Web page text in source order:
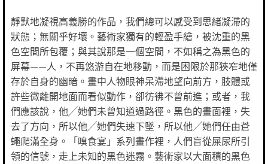
靜默地凝視高義勝的作品，我們總可以感受到思緒凝滯的
狀態；無關乎好壞。藝術家獨有的輕盈手繪，被沈重的黑
色空間所包覆；與其說那是一個空間，不如稱之為黑色的
屏幕——人，不再悠游自在地移動，而是困限於那狹窄地僅
存於自身的幽暗。畫中人物眼神呆滯地望向前方，肢體或
許些微離開地面而看似動作，卻彷彿不曾前進；或者，我
們應該說，他╱她們未曾知道過路徑。黑色的畫面裡，失
去了方向，所以他╱她們失速下墜，所以他╱她們任由蒼
蠅爬滿全身。「嗅食宴」系列畫作裡，人們盲從屎尿所引
領的信號，走上未知的黑色迷霧。藝術家以大面積的黑色